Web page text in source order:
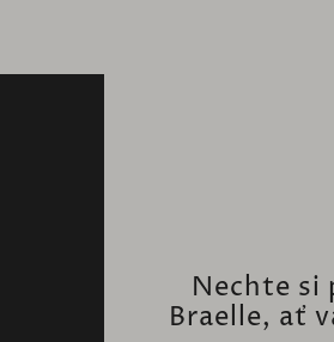
Nechte si
Braelle, ať